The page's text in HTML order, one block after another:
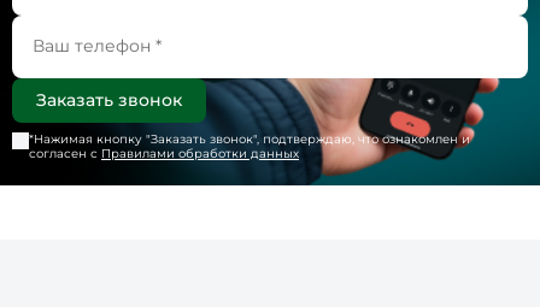
*Нажимая кнопку "Заказать звонок", подтверждаю, что ознакомлен и
согласен с Правилами обработки данных